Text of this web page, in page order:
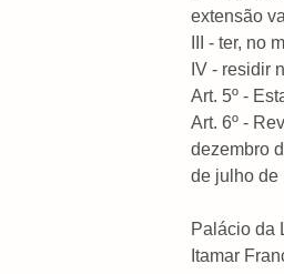
extensão
III - ter, no
IV - residir
Art. 5º -
Art. 6º -
dezembro
de julho de
Palácio da
Itamar